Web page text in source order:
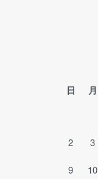
日 月
2 3
9 10